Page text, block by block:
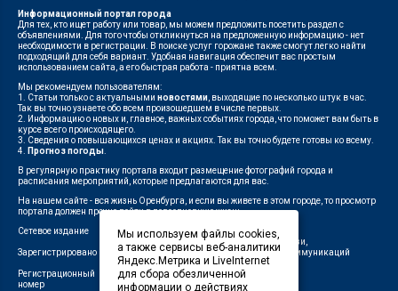
Информационный портал города
Для тех, кто ищет работу или товар, мы можем предложить посетить раздел с
объявлениями. Для того чтобы откликнуться на предложенную информацию - нет
необходимости в регистрации. В поиске услуг горожане также смогут легко найти
подходящий для себя вариант. Удобная навигация обеспечит вас простым
использованием сайта, а его быстрая работа - приятна всем.
Мы рекомендуем пользователям:
1. Статьи только с актуальными новостями , выходящие по несколько штук в час.
Так вы точно узнаете обо всем произошедшем в числе первых.
2. Информацию о новых и, главное, важных событиях города, что поможет вам быть в
курсе всего происходящего.
3. Сведения о повышающихся ценах и акциях. Так вы точно будете готовы ко всему.
4.
Прогноз погоды
В регулярную практику портала входит размещение фотографий города и
расписания мероприятий, которые предлагаются для вас.
На нашем сайте - вся жизнь Оренбурга, и если вы живете в этом городе, то просмотр
портала должен прочно войти в повседневную жизнь.
Сетевое издание
"1743"
Зарегистрировано
Федеральной службой по надзору в сфере связи,
информационных технологий и массовых коммуникаций
(Роскомнадзор)
Регистрационный
номер
ЭЛ № ФС 77-75960 от 19.06.2019 г.
Мы используем файлы cookies,
а также сервисы веб-аналитики
Яндекс.Метрика и LiveInternet
для сбора обезличенной
информации о действиях